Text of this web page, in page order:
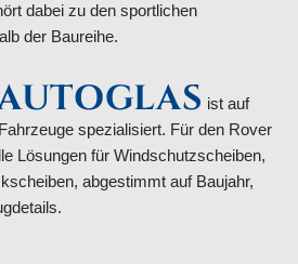
dabei zu den sportlichen
der Baureihe.
ist auf
spezialisiert. Für den Rover
Lösungen für Windschutzscheiben,
abgestimmt auf Baujahr,